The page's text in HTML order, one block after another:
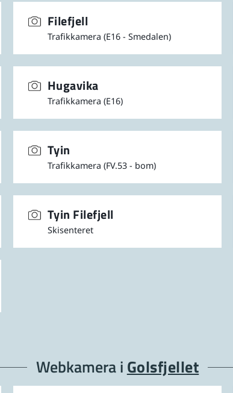
Filefjell
Trafikkamera (E16 - Smedalen)
Hugavika
Trafikkamera (E16)
Tyin
Trafikkamera (FV.53 - bom)
Tyin Filefjell
Skisenteret
Webkamera i Golsfjellet